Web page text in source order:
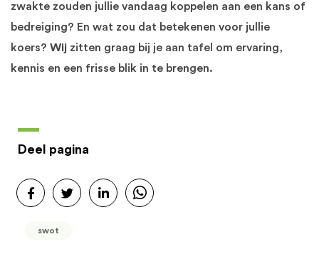
zwakte zouden jullie vandaag koppelen aan een kans of
bedreiging? En wat zou dat betekenen voor jullie
koers? Wij zitten graag bij je aan tafel om ervaring,
kennis en een frisse blik in te brengen.
Deel pagina
swot